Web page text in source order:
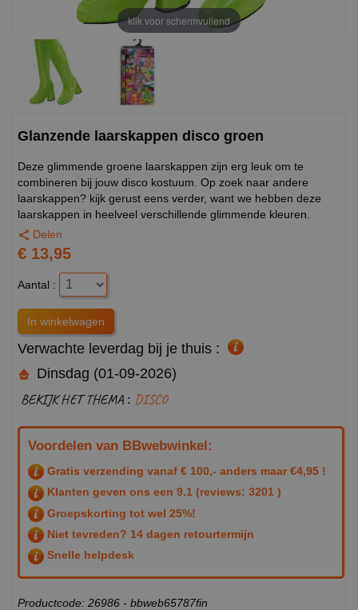
klik voor schermvullend
Glanzende laarskappen disco groen
Deze glimmende groene laarskappen zijn erg leuk om te
combineren bij jouw disco kostuum. Op zoek naar andere
laarskappen? kijk gerust eens verder, want we hebben deze
laarskappen in heelveel verschillende glimmende kleuren.
Delen
€ 13,95
Aantal :
Verwachte leverdag bij je thuis :
Dinsdag (01-09-2026)
BEKIJK HET THEMA : DISCO
Voordelen van BBwebwinkel:
Gratis verzending vanaf € 100,- anders maar €4,95 !
Klanten geven ons een 9.1 (reviews: 3201 )
Groepskorting tot wel 25%!
Niet tevreden? 14 dagen retourtermijn
Snelle helpdesk
Productcode: 26986 - bbweb65787fin